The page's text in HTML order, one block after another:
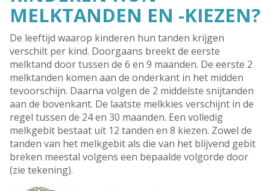
MELKTANDEN EN -KIEZEN?
De leeftijd waarop kinderen hun tanden krijgen
verschilt per kind. Doorgaans breekt de eerste
melktand door tussen de 6 en 9 maanden. De eerste 2
melktanden komen aan de onderkant in het midden
tevoorschijn. Daarna volgen de 2 middelste snijtanden
aan de bovenkant. De laatste melkkies verschijnt in de
regel tussen de 24 en 30 maanden. Een volledig
melkgebit bestaat uit 12 tanden en 8 kiezen. Zowel de
tanden van het melkgebit als die van het blijvend gebit
breken meestal volgens een bepaalde volgorde door
(zie tekening).